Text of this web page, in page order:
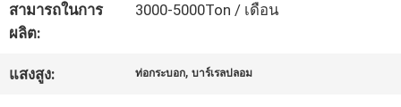
แผนผัง
เว็บไซต์
สามารถในการ
ผลิต:
3000-5000Ton / เดือน
แสงสูง: ท่อกระบอก,บาร์เรลปลอม